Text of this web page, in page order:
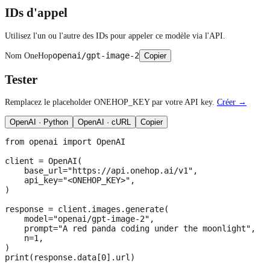
IDs d'appel
Utilisez l'un ou l'autre des IDs pour appeler ce modèle via l'API.
Nom OneHopopenai/gpt-image-2 Copier
Tester
Remplacez le placeholder ONEHOP_KEY par votre API key. Créer →
OpenAI · Python OpenAI · cURL Copier
from openai import OpenAI
client = OpenAI(
    base_url="https://api.onehop.ai/v1",
    api_key="<ONEHOP_KEY>",
)
response = client.images.generate(
    model="openai/gpt-image-2",
    prompt="A red panda coding under the moonlight",
    n=1,
)
print(response.data[0].url)